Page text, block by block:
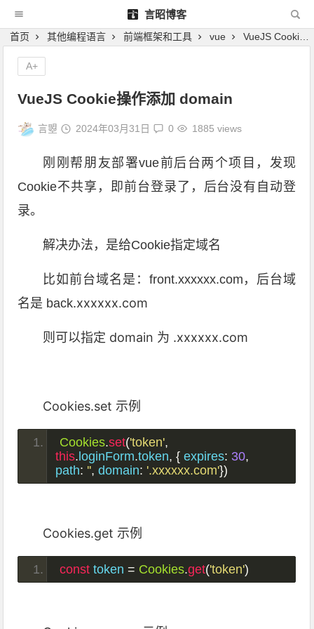
言昭博客
首页 其他编程语言 前端框架和工具 vue VueJS Cookie操作添加 domain
VueJS Cookie操作添加 domain
言曌 2024年03月31日 0 1885 views
刚刚帮朋友部署vue前后台两个项目，发现
Cookie不共享，即前台登录了，后台没有自动登
录。
解决办法，是给Cookie指定域名
比如前台域名是：front.xxxxxx.com，后台域
名是 back.xxxxxx.com
则可以指定 domain 为 .xxxxxx.com
Cookies.set 示例
Cookies.set('token',
this. loginForm.token, { expires: 30,
path: '', domain: '.xxxxxx.com'})
Cookies.get 示例
const token = Cookies.get('token')
A+